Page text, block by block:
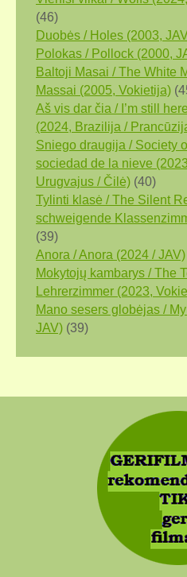
(46)
Duobės / Holes (2003,
Polokas / Pollock (2000,
Baltoji Masai / The White
Massai (2005, Vokietija)
Aš vis dar čia / I’m still
(2024, Brazilija /
Sniego draugija / Society
sociedad de la nieve
Urugvajus / Čilė) (40)
Tylinti klasė / The Silent
schweigende
(39)
Anora / Anora (2024 / JAV)
Mokytojų kambarys / The
Lehrerzimmer (2023,
Mano sesers globėjas /
JAV) (39)